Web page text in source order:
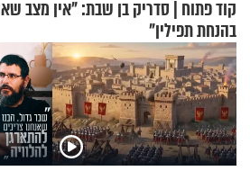
קוד פתוח | סדריק בן שבת: "אין מצב
בהנחת תפילין"